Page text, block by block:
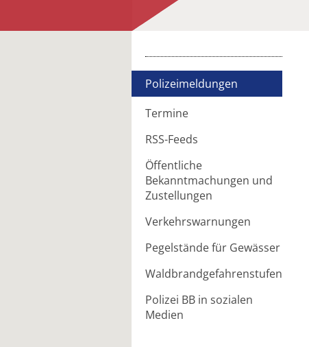
Polizeimeldungen
Termine
RSS-Feeds
Öffentliche
Bekanntmachungen und
Zustellungen
Verkehrswarnungen
Pegelstände für Gewässer
Waldbrandgefahrenstufen
Polizei BB in sozialen
Medien
Artikel weiterleiten